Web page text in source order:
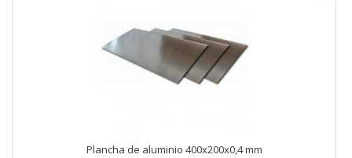
Plancha de aluminio 400x200x0,4 mm